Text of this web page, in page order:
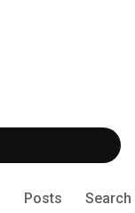
Posts Search